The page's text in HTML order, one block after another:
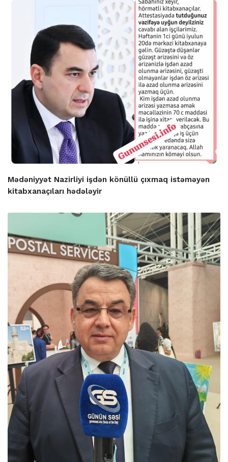
Mədəniyyət Nazirliyi işdən könüllü çıxmaq istəməyən
kitabxanaçıları hədələyir